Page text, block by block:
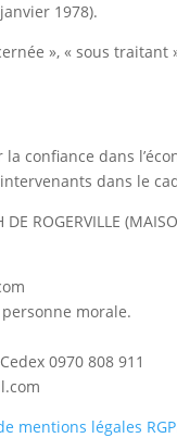
1978).
», « sous
confiance dans
dans le
ROGERVILLE
morale.
0970 808 911
mentions légales